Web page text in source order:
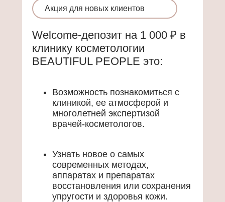
Акция для новых клиентов
Welcome-депозит на 1 000 ₽ в
клинику косметологии
BEAUTIFUL PEOPLE это:
Возможность познакомиться с
клиникой, ее атмосферой и
многолетней экспертизой
врачей-косметологов.
Узнать новое о самых
современных методах,
аппаратах и препаратах
восстановления или сохранения
упругости и здоровья кожи.